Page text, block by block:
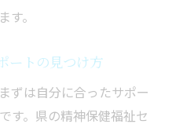
。
ートの見つけ方
ずは自分に合ったサポー
す。県の精神保健福祉セ